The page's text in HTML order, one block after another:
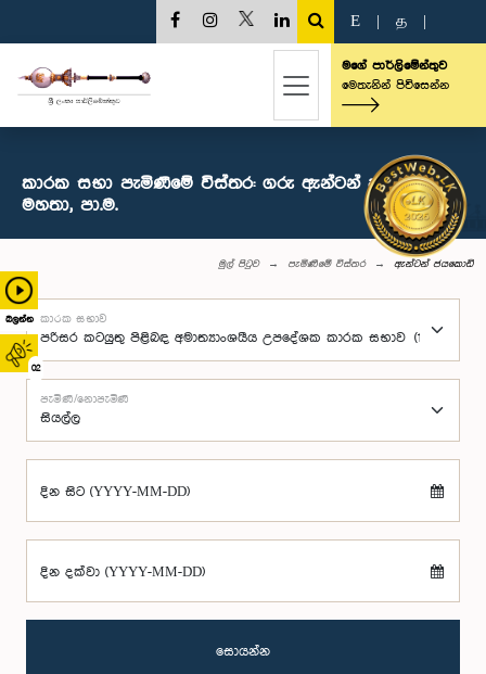
බලන්න
02
E த
මගේ පාර්ලිමේන්තුව
මෙතැනින් පිවිසෙන්න
කාරක සභා පැමිණීමේ විස්තර: ගරු ඇන්ටන් ජයකොඩි
මහතා, පා.ම.
මුල් පිටුව පැමිණීමේ විස්තර ඇන්ටන් ජයකොඩි
කාරක සභාව
පැමිණි/නොපැමිණි
දින සිට (YYYY-MM-DD)
දින දක්වා (YYYY-MM-DD)
සොයන්න